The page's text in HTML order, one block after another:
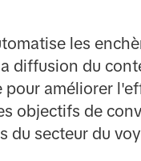
les
diffusion du
pour améliorer
objectifs de
du secteur du